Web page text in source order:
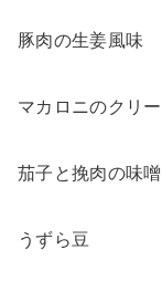
豚肉の生姜風味
マカロニのクリ
茄子と挽肉の味
うずら豆